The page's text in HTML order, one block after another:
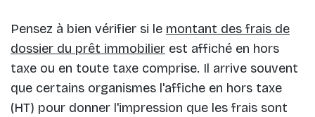
Pensez à bien vérifier si le montant des frais de
dossier du prêt immobilier est affiché en hors
taxe ou en toute taxe comprise. Il arrive souvent
que certains organismes l'affiche en hors taxe
(HT) pour donner l'impression que les frais sont